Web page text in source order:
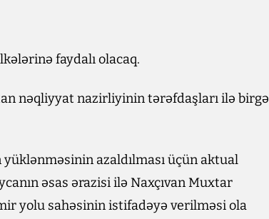
faydalı olacaq.
nəqliyyat nazirliyinin tərəfdaşları ilə birgə
azaldılması üçün aktual
əsas ərazisi ilə Naxçıvan Muxtar
yolu sahəsinin istifadəyə verilməsi ola